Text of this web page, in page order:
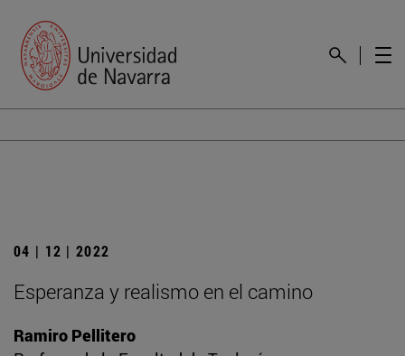
04 | 12 | 2022
Esperanza y realismo en el camino
Ramiro Pellitero